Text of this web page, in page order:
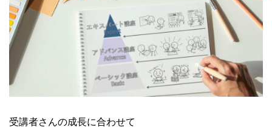
受講者さんの成長に合わせて